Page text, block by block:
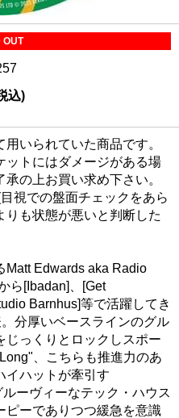
OUT
込)
いられていた商品です。
ットにはダメージがある場
の上お買い求め下さい。
視での盤面チェックをあら
も状態が悪いと判断した
Matt Edwards aka Radio
ら[Ibadan]、[Get
Barnhus]等で活躍してき
分厚いベースラインのグル
じっくりとロックしスポー
、こちらも推進力のあ
イハットが牽引す
ーヴィーなテック・ハウス
ピーでありつつ緩急を意識